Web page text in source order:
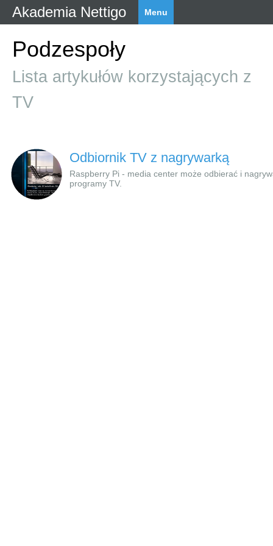
Akademia Nettigo Menu
Podzespoły
Lista artykułów korzystających z
TV
Odbiornik TV z nagrywarką
Raspberry Pi - media center może odbierać i
programy TV.